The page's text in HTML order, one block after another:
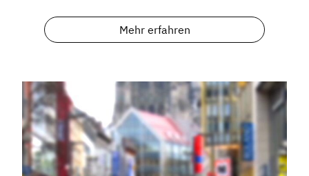
Dachverband
Geschichte des Dachverbandes
Mitglieder
Vorteile für Mitglieder
Veranstaltungen
Formate
Mehr erfahren